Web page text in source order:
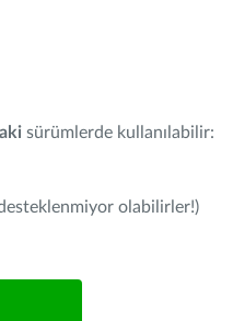
sürümlerde kullanılabilir:
olabilirler!)